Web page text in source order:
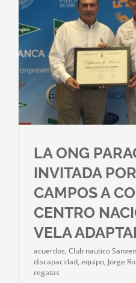
LA ONG
INVITADA
CAMPOS A
CENTRO
VELA
acuerdos, Club nautico
discapacidad, equipo, Jorge
regatas